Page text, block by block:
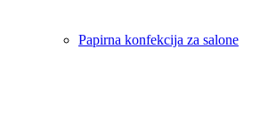
Papirna konfekcija za salone